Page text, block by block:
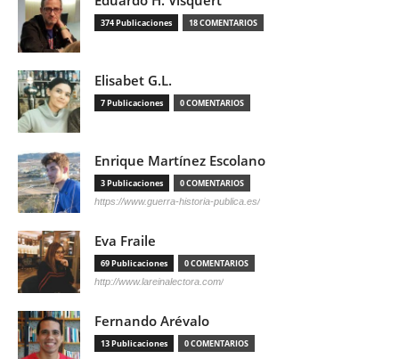
374 Publicaciones 18 COMENTARIOS
Elisabet G.L.
7 Publicaciones 0 COMENTARIOS
Enrique Martínez Escolano
3 Publicaciones 0 COMENTARIOS
https://www.guerra-historia-publica.es/
Eva Fraile
69 Publicaciones 0 COMENTARIOS
http://www.lareinalectora.com/
Fernando Arévalo
13 Publicaciones 0 COMENTARIOS